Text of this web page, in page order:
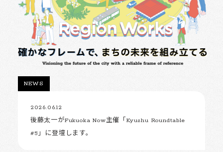
NEWS
2026.06.12
後藤太一がFukuoka Now主催「Kyushu Roundtable
#5」に登壇します。